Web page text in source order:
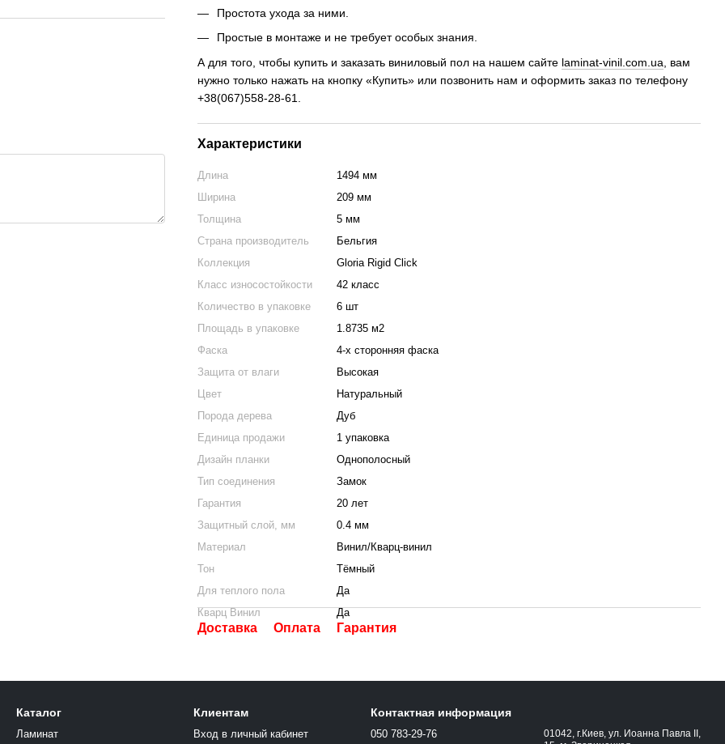
Простота ухода за ними.
Простые в монтаже и не требует особых знания.
А для того, чтобы купить и заказать виниловый пол на нашем сайте laminat-vinil.com.ua , вам
нужно только нажать на кнопку «Купить» или позвонить нам и оформить заказ по телефону
+38(067)558-28-61.
Характеристики
Длина
1494 мм
Ширина
209 мм
Толщина
5 мм
Страна производитель
Бельгия
Коллекция
Gloria Rigid Click
Класс износостойкости
42 класс
Количество в упаковке
6 шт
Площадь в упаковке
1.8735 м2
Фаска
4-х сторонняя фаска
Защита от влаги
Высокая
Цвет
Натуральный
Порода дерева
Дуб
Единица продажи
1 упаковка
Дизайн планки
Однополосный
Тип соединения
Замок
Гарантия
20 лет
Защитный слой, мм
0.4 мм
Материал
Винил/Кварц-винил
Тон
Тёмный
Для теплого пола
Да
Кварц Винил
Да
Доставка Оплата Гарантия
Каталог
Ламинат
Клиентам
Вход в личный кабинет
Контактная информация
050 783-29-76
01042, г.Киев, ул. Иоанна Павла ІІ,